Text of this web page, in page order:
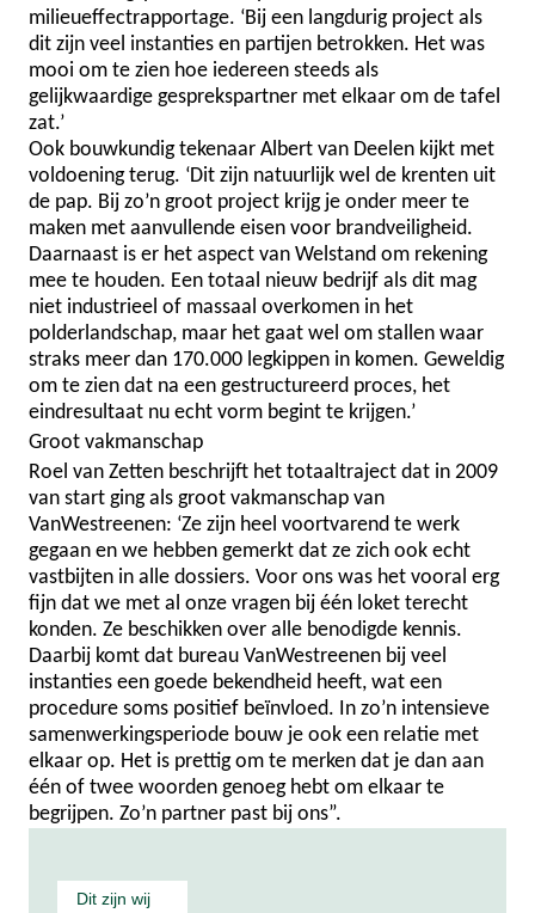
milieueffectrapportage. ‘Bij een langdurig project als
dit zijn veel instanties en partijen betrokken. Het was
mooi om te zien hoe iedereen steeds als
gelijkwaardige gesprekspartner met elkaar om de tafel
zat.’
Ook bouwkundig tekenaar Albert van Deelen kijkt met
voldoening terug. ‘Dit zijn natuurlijk wel de krenten uit
de pap. Bij zo’n groot project krijg je onder meer te
maken met aanvullende eisen voor brandveiligheid.
Daarnaast is er het aspect van Welstand om rekening
mee te houden. Een totaal nieuw bedrijf als dit mag
niet industrieel of massaal overkomen in het
polderlandschap, maar het gaat wel om stallen waar
straks meer dan 170.000 legkippen in komen. Geweldig
om te zien dat na een gestructureerd proces, het
eindresultaat nu echt vorm begint te krijgen.’
Groot vakmanschap
Roel van Zetten beschrijft het totaaltraject dat in 2009
van start ging als groot vakmanschap van
VanWestreenen: ‘Ze zijn heel voortvarend te werk
gegaan en we hebben gemerkt dat ze zich ook echt
vastbijten in alle dossiers. Voor ons was het vooral erg
fijn dat we met al onze vragen bij één loket terecht
konden. Ze beschikken over alle benodigde kennis.
Daarbij komt dat bureau VanWestreenen bij veel
instanties een goede bekendheid heeft, wat een
procedure soms positief beïnvloed. In zo’n intensieve
samenwerkingsperiode bouw je ook een relatie met
elkaar op. Het is prettig om te merken dat je dan aan
één of twee woorden genoeg hebt om elkaar te
begrijpen. Zo’n partner past bij ons”.
Dit zijn wij